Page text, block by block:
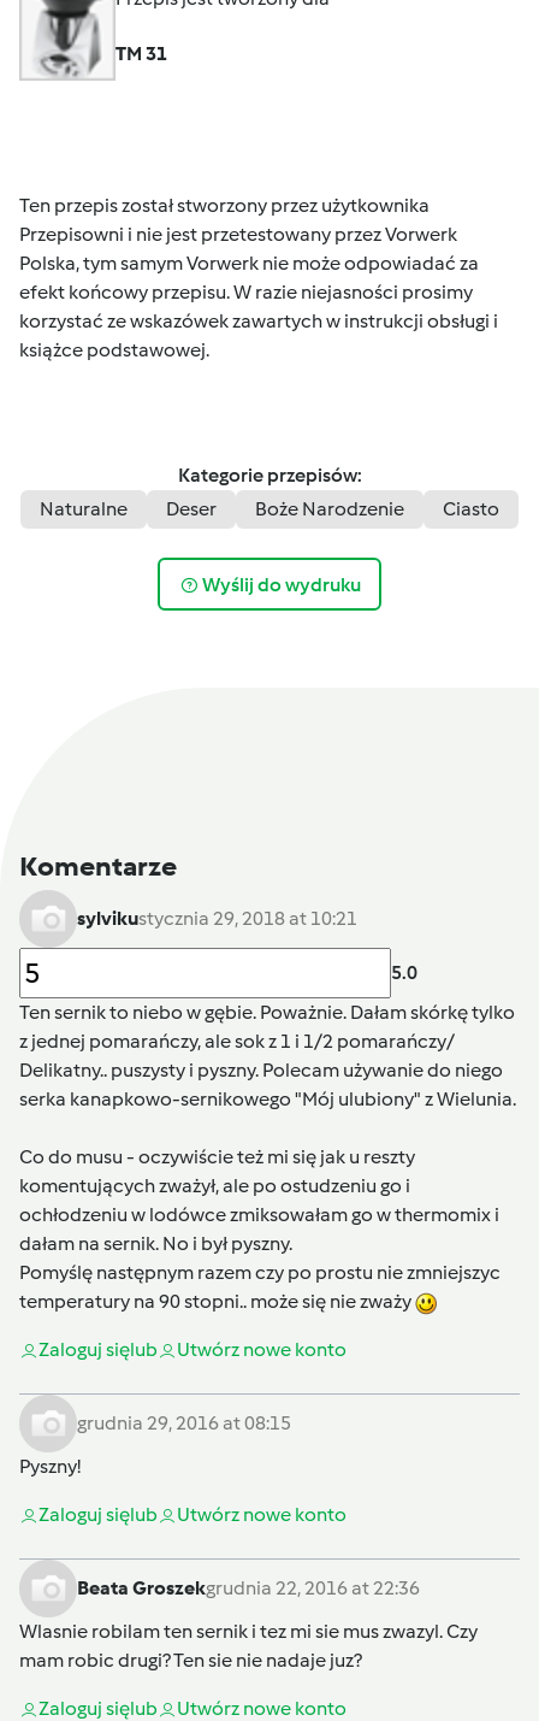
TM 31
Ten przepis został stworzony przez użytkownika
Przepisowni i nie jest przetestowany przez Vorwerk
Polska, tym samym Vorwerk nie może odpowiadać za
efekt końcowy przepisu. W razie niejasności prosimy
korzystać ze wskazówek zawartych w instrukcji obsługi i
książce podstawowej.
Kategorie przepisów:
Naturalne
Deser Boże Narodzenie Ciasto
Wyślij do wydruku
Komentarze
sylvikustycznia 29, 2018 at 10:21
5.0
Ten sernik to niebo w gębie. Poważnie. Dałam skórkę tylko
z jednej pomarańczy, ale sok z 1 i 1/2 pomarańczy/
Delikatny.. puszysty i pyszny. Polecam używanie do niego
serka kanapkowo-sernikowego "Mój ulubiony" z Wielunia.
Co do musu - oczywiście też mi się jak u reszty
komentujących zważył, ale po ostudzeniu go i
ochłodzeniu w lodówce zmiksowałam go w thermomix i
dałam na sernik. No i był pyszny.
Pomyślę następnym razem czy po prostu nie zmniejszyc
temperatury na 90 stopni.. może się nie zważy
Zaloguj sięlub Utwórz nowe konto
grudnia 29, 2016 at 08:15
Pyszny!
Zaloguj sięlub Utwórz nowe konto
Beata Groszekgrudnia 22, 2016 at 22:36
Wlasnie robilam ten sernik i tez mi sie mus zwazyl. Czy
mam robic drugi? Ten sie nie nadaje juz?
Zaloguj sięlub Utwórz nowe konto